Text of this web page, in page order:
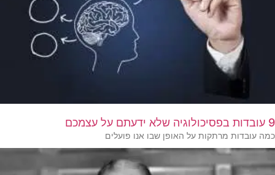
9 עובדות בפסיכולוגיה שלא ידעתם על עצמכם
כמה עובדות מרתקות על האופן שבו אנו פועלים